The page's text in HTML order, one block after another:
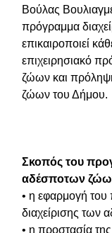
Βούλας
πρόγραμμα
επικαιροποιεί
επιχειρησιακό
ζώων και
ζώων του Δήμου.
Σκοπός του
αδέσποτων
• η εφαρμογή του
διαχείρισης των
• η προστασία